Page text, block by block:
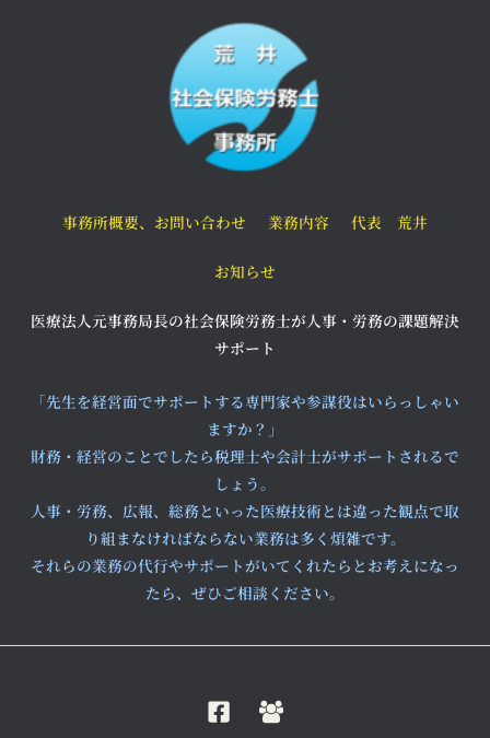
事務所概要、お問い合わせ 業務内容 代表 荒井
お知らせ
医療法人元事務局長の社会保険労務士が人事・労務の課題解決
サポート
「先生を経営面でサポートする専門家や参謀役はいらっしゃい
ますか？」
財務・経営のことでしたら税理士や会計士がサポートされるで
しょう。
人事・労務、広報、総務といった医療技術とは違った観点で取
り組まなければならない業務は多く煩雑です。
それらの業務の代行やサポートがいてくれたらとお考えになっ
たら、ぜひご相談ください。